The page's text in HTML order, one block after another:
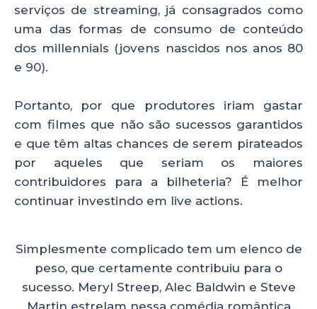
serviços de streaming, já consagrados como
uma das formas de consumo de conteúdo
dos millennials (jovens nascidos nos anos 80
e 90).
Portanto, por que produtores iriam gastar
com filmes que não são sucessos garantidos
e que têm altas chances de serem pirateados
por aqueles que seriam os maiores
contribuidores para a bilheteria? É melhor
continuar investindo em live actions.
Simplesmente complicado tem um elenco de
peso, que certamente contribuiu para o
sucesso. Meryl Streep, Alec Baldwin e Steve